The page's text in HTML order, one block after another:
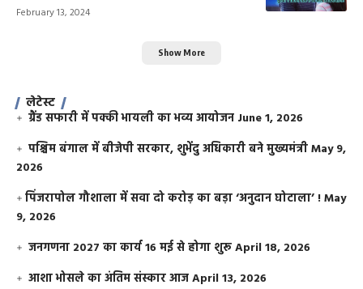
February 13, 2024
Show More
लेटेस्ट
ग्रैंड सफारी में पक्की भायली का भव्य आयोजन June 1, 2026
पश्चिम बंगाल में बीजेपी सरकार, शुभेंदु अधिकारी बने मुख्यमंत्रीMay 9,
2026
​पिंजरापोल गौशाला में सवा दो करोड़ का बड़ा ‘अनुदान घोटाला’ !May
9, 2026
जनगणना 2027 का कार्य 16 मई से होगा शुरूApril 18, 2026
आशा भोसले का अंतिम संस्कार आजApril 13, 2026